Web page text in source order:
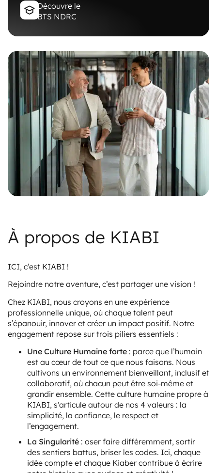
Découvre le
BTS NDRC
À propos de KIABI
ICI, c’est KIABI !
Rejoindre notre aventure, c’est partager une vision !
Chez KIABI, nous croyons en une expérience
professionnelle unique, où chaque talent peut
s’épanouir, innover et créer un impact positif. Notre
engagement repose sur trois piliers essentiels :
Une Culture Humaine forte : parce que l’humain
est au cœur de tout ce que nous faisons. Nous
cultivons un environnement bienveillant, inclusif et
collaboratif, où chacun peut être soi-même et
grandir ensemble. Cette culture humaine propre à
KIABI, s’articule autour de nos 4 valeurs : la
simplicité, la confiance, le respect et
l’engagement.
La Singularité : oser faire différemment, sortir
des sentiers battus, briser les codes. Ici, chaque
idée compte et chaque Kiaber contribue à écrire